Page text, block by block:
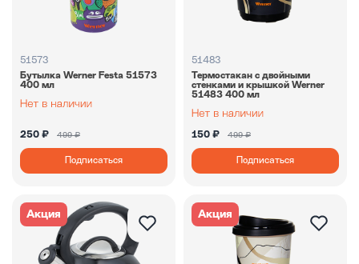
51573
Бутылка Werner Festa 51573
400 мл
250 ₽ 499 ₽
Подписаться
51483
Термостакан с двойными
стенками и крышкой Werner
51483 400 мл
150 ₽ 499 ₽
Подписаться
Акция Акция